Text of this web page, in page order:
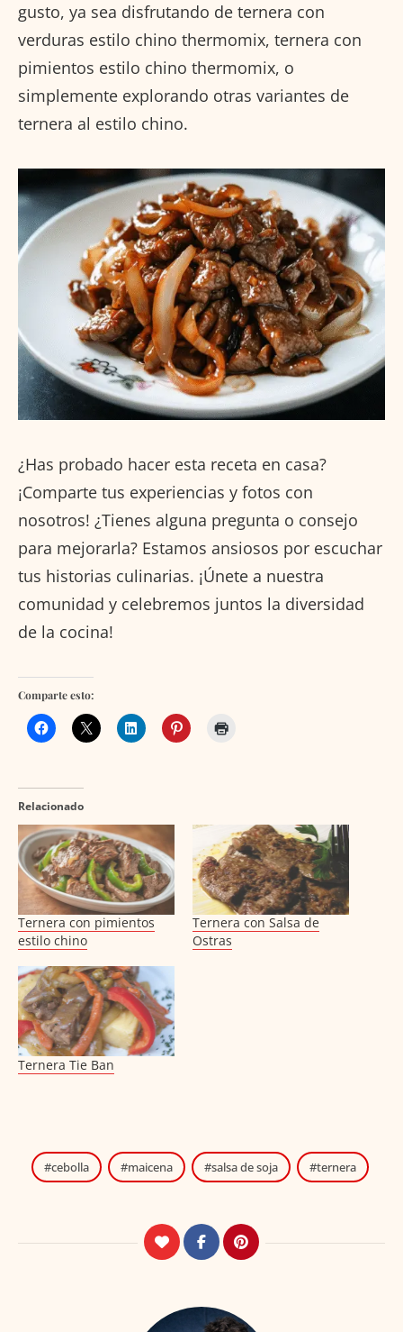
gusto, ya sea disfrutando de ternera con
verduras estilo chino thermomix, ternera con
pimientos estilo chino thermomix, o
simplemente explorando otras variantes de
ternera al estilo chino.
¿Has probado hacer esta receta en casa?
¡Comparte tus experiencias y fotos con
nosotros! ¿Tienes alguna pregunta o consejo
para mejorarla? Estamos ansiosos por escuchar
tus historias culinarias. ¡Únete a nuestra
comunidad y celebremos juntos la diversidad
de la cocina!
Comparte esto:
Relacionado
Ternera con pimientos
estilo chino
Ternera con Salsa de
Ostras
Ternera Tie Ban
cebolla maicena salsa de soja ternera